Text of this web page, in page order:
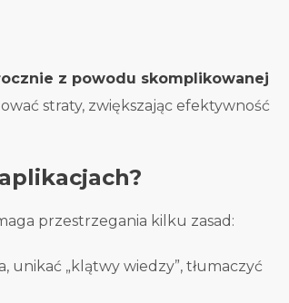
z powodu skomplikowanej
straty, zwiększając efektywność
przestrzegania kilku zasad:
unikać „klątwy wiedzy”, tłumaczyć